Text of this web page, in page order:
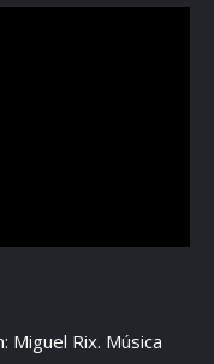
Miguel Rix. Música